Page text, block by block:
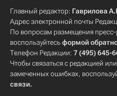
Главный редактор: Гаврилова
Адрес электронной почты
По вопросам размещения
воспользуйтесьформой
Телефон Редакции: 7 (495) 645-
Чтобы связаться с редакцией
замеченных ошибках,
связи.